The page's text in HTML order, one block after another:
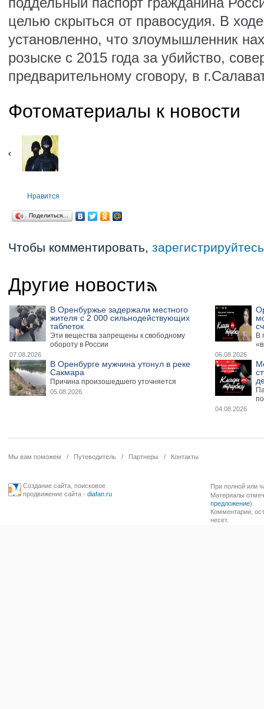
целью скрыться от правосудия. В
установленно, что злоумышленник
розыске с 2015 года за убийство,
предварительному сговору, в
Фотоматериалы к новости
Нравится
Поделиться…
Чтобы комментировать, зарегистрируйтесь
Другие новости
В Оренбуржье задержали местного
жителя с 2 000 сильнодействующих
таблеток
Эти вещества запрещены к свободному
обороту в России
07.08.2026
В
06.08.2026
В Оренбурге мужчина утонул в реке
Сакмара
Причина произошедшего уточняется
05.08.2026
04.08.2026
Мы вам поможем / Путеводитель / Партнеры / Контакты
Создание сайта, поисковое
продвижение сайта- diafan.ru
При полной или
Материалы
предложение).
Комментарии,
несет.